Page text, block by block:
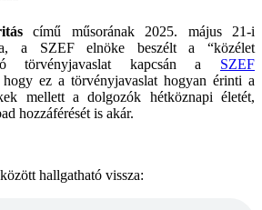
című műsorának 2025. május 21-i
a SZEF elnöke beszélt a “közélet
törvényjavaslat kapcsán a SZEF
ez a törvényjavaslat hogyan érinti a
mellett a dolgozók hétköznapi életét,
hozzáférését is akár.
hallgatható vissza: